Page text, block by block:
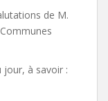
de M.
jour, à savoir :